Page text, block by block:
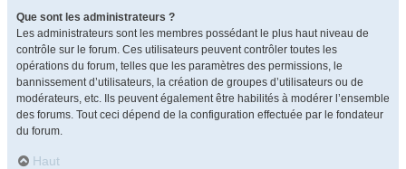
Que sont les administrateurs ?
Les administrateurs sont les membres possédant le plus haut niveau de
contrôle sur le forum. Ces utilisateurs peuvent contrôler toutes les
opérations du forum, telles que les paramètres des permissions, le
bannissement d’utilisateurs, la création de groupes d’utilisateurs ou de
modérateurs, etc. Ils peuvent également être habilités à modérer l’ensemble
des forums. Tout ceci dépend de la configuration effectuée par le fondateur
du forum.
Haut